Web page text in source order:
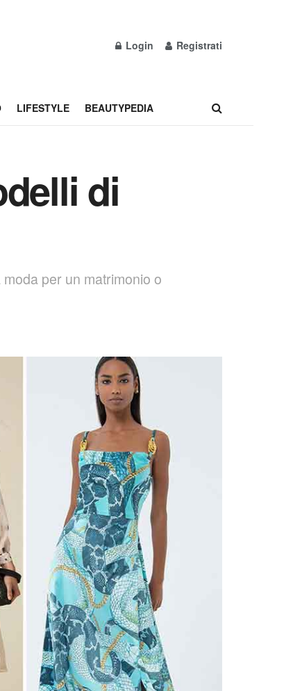
Login Registrati
LIFESTYLE BEAUTYPEDIA
di
per un matrimonio o